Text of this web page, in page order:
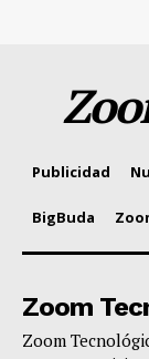
Publicidad
BigBuda
Zoom
Zoom